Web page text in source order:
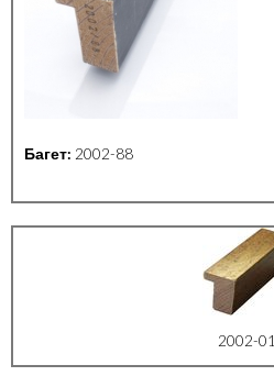
Багет: 2002-88
2002-01